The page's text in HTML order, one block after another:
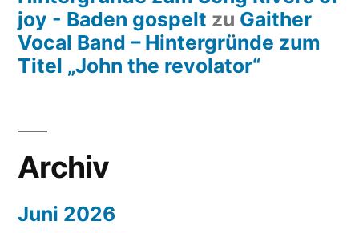
joy - Baden gospelt zu Gaither
Vocal Band – Hintergründe zum
Titel „John the revolator“
Archiv
Juni 2026